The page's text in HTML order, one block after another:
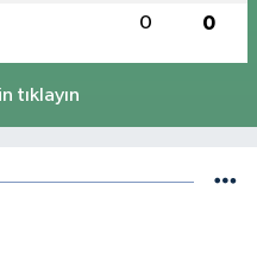
0 0
tıklayın